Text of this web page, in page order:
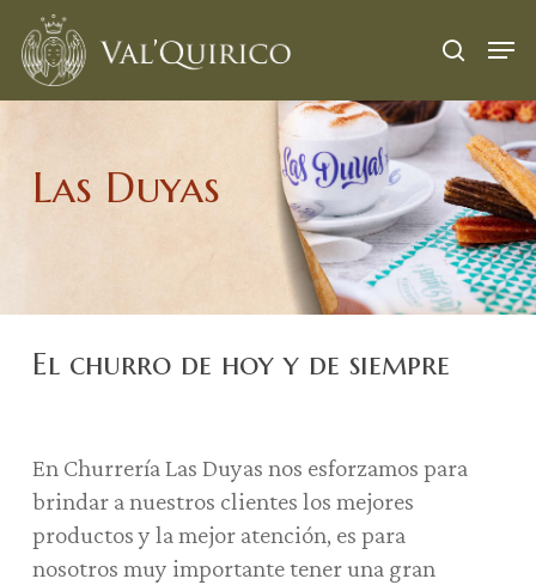
Skip
main
search
Menu
Las Duyas
El churro de hoy y de siempre
En Churrería Las Duyas nos esforzamos para
brindar a nuestros clientes los mejores
productos y la mejor atención, es para
nosotros muy importante tener una gran